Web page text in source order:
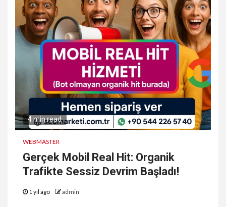
4 min read
WEBMASTER
Gerçek Mobil Real Hit: Organik
Trafikte Sessiz Devrim Başladı!
1 yıl ago admin